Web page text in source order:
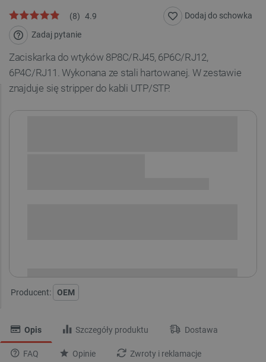
4.9
(8)
Zadaj pytanie
Dodaj do schowka
Zaciskarka do wtyków 8P8C/RJ45, 6P6C/RJ12,
6P4C/RJ11. Wykonana ze stali hartowanej. W zestawie
znajduje się stripper do kabli UTP/STP.
Producent: OEM
Opis Szczegóły produktu Dostawa
FAQ Opinie Zwroty i reklamacje